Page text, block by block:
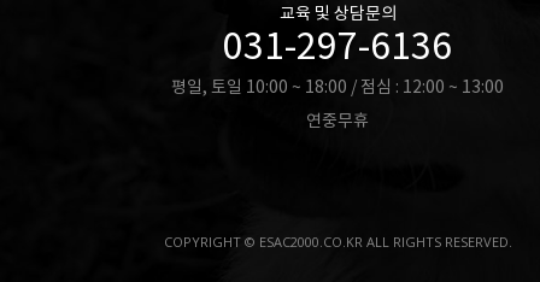
교육 및 상담문의
031-297-6136
평일, 토일 10:00 ~ 18:00 / 점심 : 12:00 ~ 13:00
연중무휴
COPYRIGHT © ESAC2000.CO.KR ALL RIGHTS RESERVED.